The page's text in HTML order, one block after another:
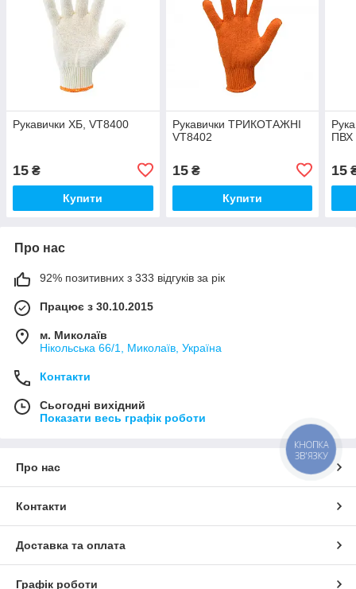
Рукавички ХБ, VT8400
15 ₴
Купити
Рукавички ТРИКОТАЖНІ
VT8402
15₴
Купити
ПВХ
15
Про нас
92% позитивних з 333 відгуків за рік
Працює з 30.10.2015
м. Миколаїв
Нікольська 66/1, Миколаїв, Україна
Контакти
Сьогодні вихідний
Показати весь графік роботи
Про нас
Контакти
Доставка та оплата
Графік роботи
КНОПКА
ЗВ'ЯЗКУ